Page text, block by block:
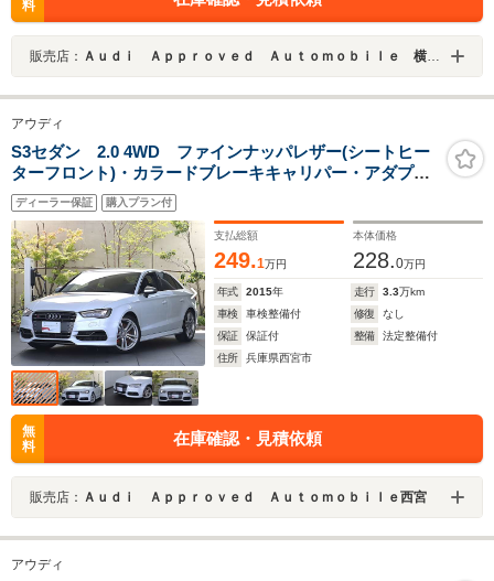
料
販売店： Ａｕｄｉ Ａｐｐｒｏｖｅｄ Ａｕｔｏｍｏｂｉｌｅ 横浜青葉
アウディ
S3セダン 2.0 4WD ファインナッパレザー(シートヒー
ターフロント)・カラードブレーキキャリパー・アダプテ
ィブクルーズコントロール・ライティングPKG(LEDヘッ
ドライト)・プライバシーガラス
ディーラー保証 購入プラン付
支払総額
249.1万円
本体価格
228.0万円
年式 2015年 走行 3.3万km
車検
車検整備付 修復
なし
保証
保証付 整備
法定整備付
住所
兵庫県西宮市
無
料
在庫確認・見積依頼
販売店： Ａｕｄｉ Ａｐｐｒｏｖｅｄ Ａｕｔｏｍｏｂｉｌｅ西宮
アウディ